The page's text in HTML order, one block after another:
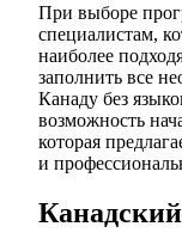
При выборе
специалистам,
наиболее
заполнить все
Канаду без
возможность
которая
и